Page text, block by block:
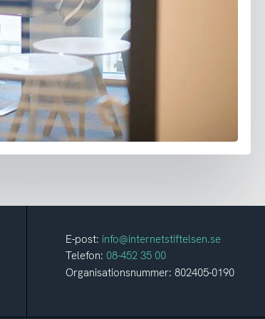
E-post: info@internetstiftelsen.se
Telefon: 08-452 35 00
Organisationsnummer: 802405-0190